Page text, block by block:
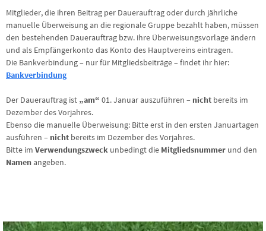
Mitglieder, die ihren Beitrag per Dauerauftrag oder durch jährliche
manuelle Überweisung an die regionale Gruppe bezahlt haben, müssen
den bestehenden Dauerauftrag bzw. ihre Überweisungsvorlage ändern
und als Empfängerkonto das Konto des Hauptvereins eintragen.
Die Bankverbindung – nur für Mitgliedsbeiträge – findet ihr hier:
Bankverbindung
Der Dauerauftrag ist „am“ 01. Januar auszuführen – nicht bereits im
Dezember des Vorjahres.
Ebenso die manuelle Überweisung: Bitte erst in den ersten Januartagen
ausführen – nicht bereits im Dezember des Vorjahres.
Bitte im Verwendungszweck unbedingt die Mitgliedsnummer und den
Namen angeben.